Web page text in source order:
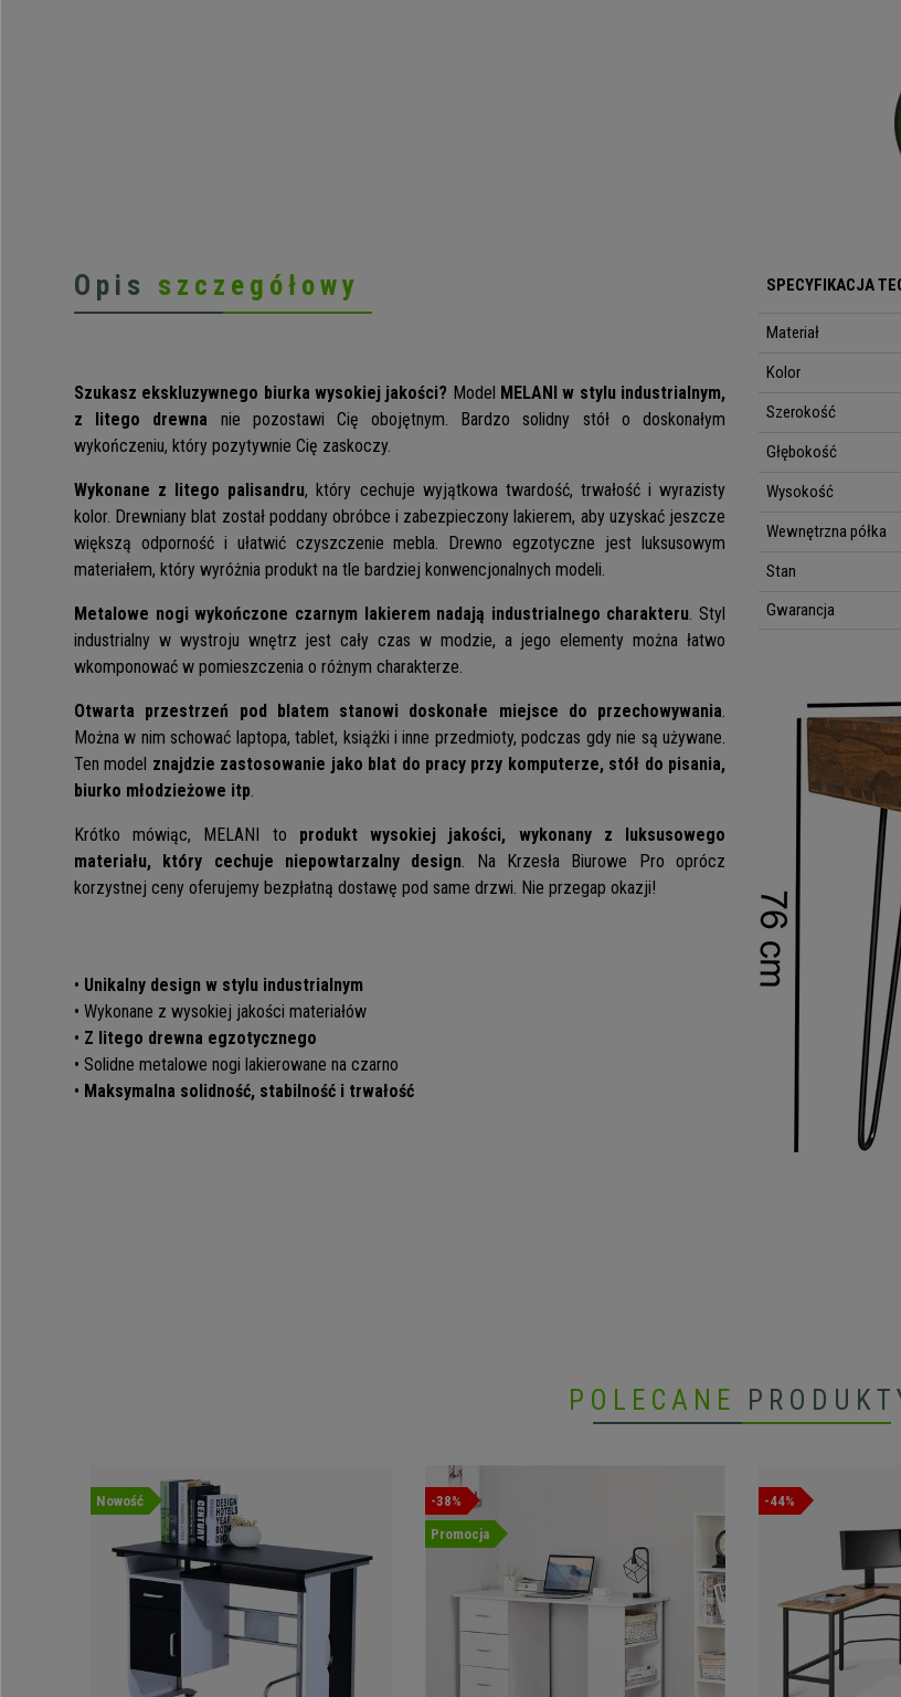
Opis szczegółowy
Szukasz ekskluzywnego biurka wysokiej jakości? Model MELANI w stylu industrialnym,
z litego drewna nie pozostawi Cię obojętnym. Bardzo solidny stół o doskonałym
wykończeniu, który pozytywnie Cię zaskoczy.
Wykonane z litego palisandru, który cechuje wyjątkowa twardość, trwałość i wyrazisty
kolor. Drewniany blat został poddany obróbce i zabezpieczony lakierem, aby uzyskać jeszcze
większą odporność i ułatwić czyszczenie mebla. Drewno egzotyczne jest luksusowym
materiałem, który wyróżnia produkt na tle bardziej konwencjonalnych modeli.
Metalowe nogi wykończone czarnym lakierem nadają industrialnego charakteru. Styl
industrialny w wystroju wnętrz jest cały czas w modzie, a jego elementy można łatwo
wkomponować w pomieszczenia o różnym charakterze.
Otwarta przestrzeń pod blatem stanowi doskonałe miejsce do przechowywania.
Można w nim schować laptopa, tablet, książki i inne przedmioty, podczas gdy nie są używane.
Ten model znajdzie zastosowanie jako blat do pracy przy komputerze, stół do pisania,
biurko młodzieżowe itp.
Krótko mówiąc, MELANI to produkt wysokiej jakości, wykonany z luksusowego
materiału, który cechuje niepowtarzalny design. Na Krzesła Biurowe Pro oprócz
korzystnej ceny oferujemy bezpłatną dostawę pod same drzwi. Nie przegap okazji!
• Unikalny design w stylu industrialnym
• Wykonane z wysokiej jakości materiałów
• Z litego drewna egzotycznego
• Solidne metalowe nogi lakierowane na czarno
• Maksymalna solidność, stabilność i trwałość
SPECYFIKACJA
Materiał
Kolor
Szerokość
Głębokość
Wysokość
Wewnętrzna półka
Stan
Gwarancja
POLECANE
Nowość
-38%
Promocja
-44%